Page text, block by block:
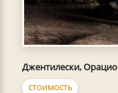
Джентилески, Орацио
СТОИМОСТЬ